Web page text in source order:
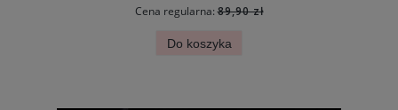
Cena regularna:89,90 zł
Do koszyka